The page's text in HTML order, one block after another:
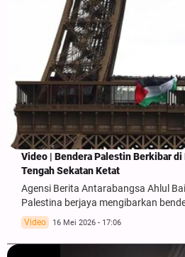
Video | Bendera Palestin Berkibar
Tengah Sekatan Ketat
Agensi Berita Antarabangsa Ahlul
Palestina berjaya mengibarkan
Video 16 Mei 2026 - 17:06